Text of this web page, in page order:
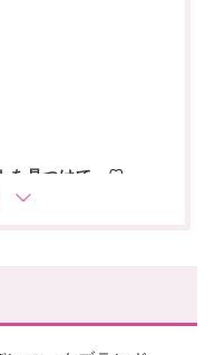
を見つけて…♡
ら